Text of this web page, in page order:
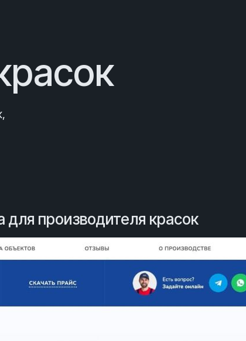
,
производителя красок